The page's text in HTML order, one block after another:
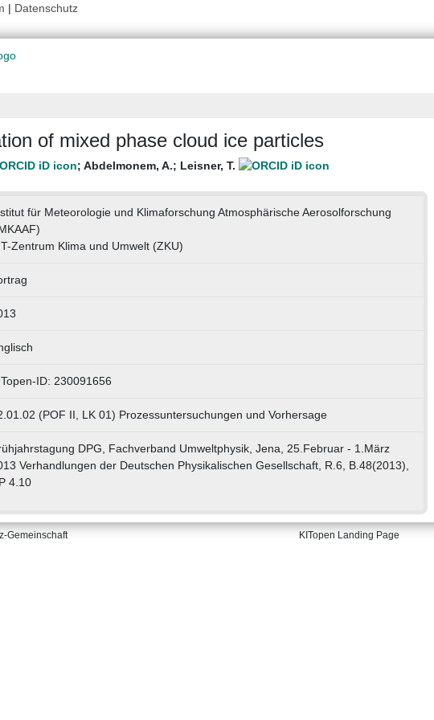
| Datenschutz
of mixed phase cloud ice particles
; Abdelmonem, A.; Leisner, T.
für Meteorologie und Klimaforschung Atmosphärische Aerosolforschung
Zentrum Klima und Umwelt (ZKU)
ID: 230091656
(POF II, LK 01) Prozessuntersuchungen und Vorhersage
DPG, Fachverband Umweltphysik, Jena, 25.Februar - 1.März
Verhandlungen der Deutschen Physikalischen Gesellschaft, R.6, B.48(2013),
4.10
Gemeinschaft KITopen Landing Page